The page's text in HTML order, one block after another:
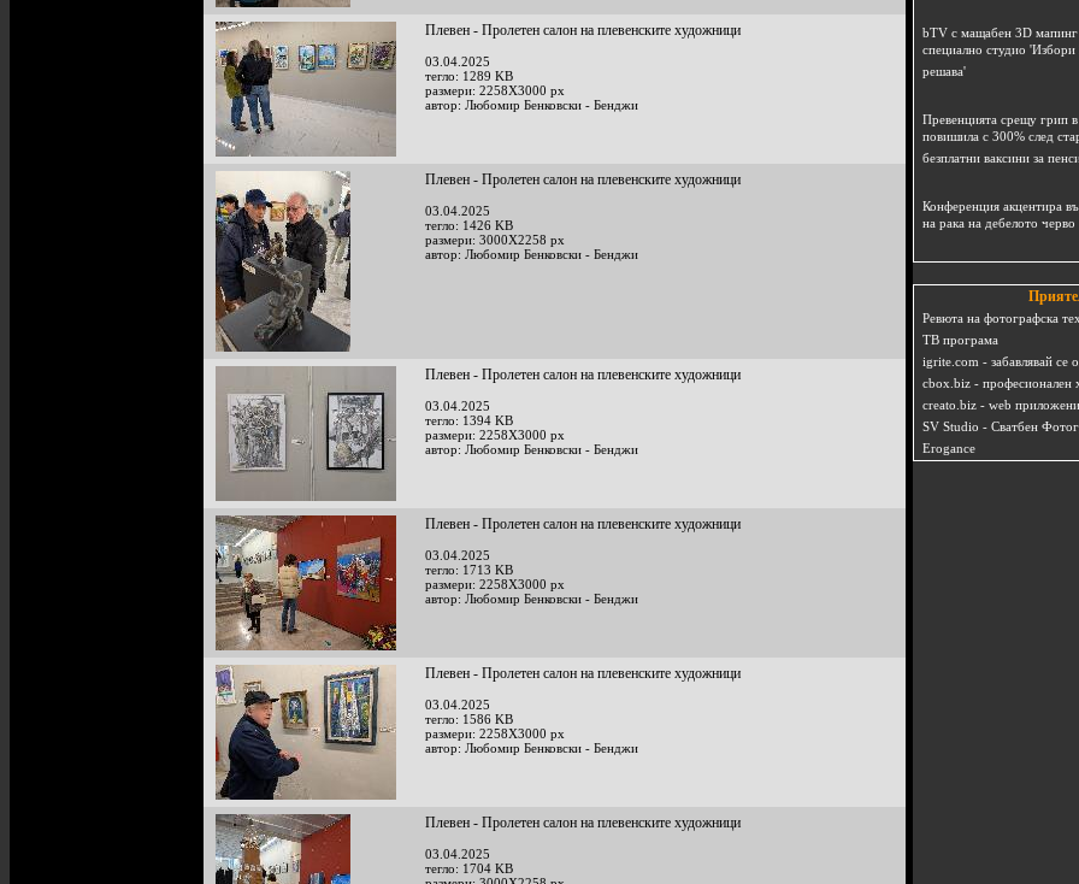
Плевен - Пролетен салон на плевенските художници
03.04.2025
тегло: 1289 KB
размери: 2258X3000 px
автор: Любомир Бенковски - Бенджи
Плевен - Пролетен салон на плевенските художници
03.04.2025
тегло: 1426 KB
размери: 3000X2258 px
автор: Любомир Бенковски - Бенджи
Плевен - Пролетен салон на плевенските художници
03.04.2025
тегло: 1394 KB
размери: 2258X3000 px
автор: Любомир Бенковски - Бенджи
Плевен - Пролетен салон на плевенските художници
03.04.2025
тегло: 1713 KB
размери: 2258X3000 px
автор: Любомир Бенковски - Бенджи
Плевен - Пролетен салон на плевенските художници
03.04.2025
тегло: 1586 KB
размери: 2258X3000 px
автор: Любомир Бенковски - Бенджи
Плевен - Пролетен салон на плевенските художници
03.04.2025
тегло: 1704 KB
bTV с мащабен 3D мапинг
специално студио
решава'
Превенцията срещу грип в
повишила с 300% след
безплатни ваксини за
Конференция акцентира
на рака на дебелото черво
Ревюта на фотографска
ТВ програма
igrite.com - забавлявай се
cbox.biz - професионален
creato.biz - web
SV Studio - Сватбен
Erogance